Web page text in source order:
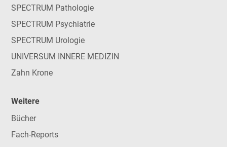
SPECTRUM Pathologie
SPECTRUM Psychiatrie
SPECTRUM Urologie
UNIVERSUM INNERE MEDIZIN
Zahn Krone
Weitere
Bücher
Fach-Reports